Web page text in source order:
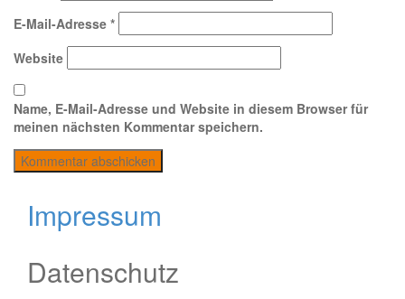
E-Mail-Adresse *
Website
Name, E-Mail-Adresse und Website in diesem Browser für
meinen nächsten Kommentar speichern.
Impressum
Datenschutz